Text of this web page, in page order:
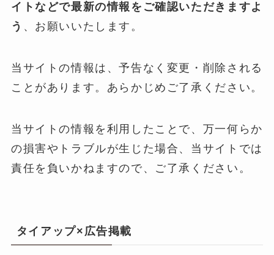
イトなどで最新の情報をご確認いただきますよ
う 、お願いいたします。
当サイトの情報は、予告なく変更・削除される
ことがあります。あらかじめご了承ください。
当サイトの情報を利用したことで、万一何らか
の損害やトラブルが生じた場合、当サイトでは
責任を負いかねますので、ご了承ください。
タイアップ×広告掲載